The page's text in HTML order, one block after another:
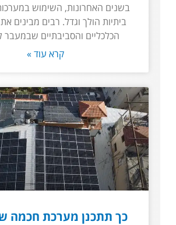
בשנים האחרונות, השימוש
ביתיות הולך וגדל. רבים מבינים
הכלכליים והסביבתיים שבמעבר
קרא עוד »
כך תתכנן מערכת חכמה